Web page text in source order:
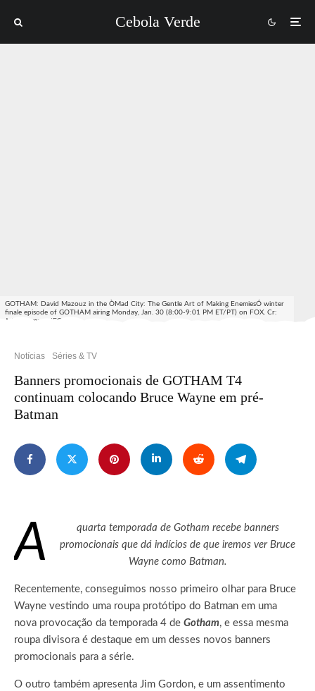
Cebola Verde
GOTHAM: David Mazouz in the ÒMad City: The Gentle Art of Making EnemiesÓ winter
finale episode of GOTHAM airing Monday, Jan. 30 (8:00-9:01 PM ET/PT) on FOX. Cr:
Jeff Neumann/FOX.
Notícias Séries & TV
Banners promocionais de GOTHAM T4
continuam colocando Bruce Wayne em pré-
Batman
A
quarta temporada de Gotham recebe banners
promocionais que dá indícios de que iremos ver Bruce
Wayne como Batman.
Recentemente, conseguimos nosso primeiro olhar para Bruce
Wayne vestindo uma roupa protótipo do Batman em uma
nova provocação da temporada 4 de Gotham, e essa mesma
roupa divisora é destaque em um desses novos banners
promocionais para a série.
O outro também apresenta Jim Gordon, e um assentimento